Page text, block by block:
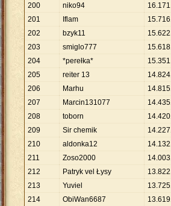
200
niko94 16.171
201
Iflam 15.716
202
bzyk11 15.622
203
smiglo777 15.618
204
*perełka* 15.351
205
reiter 13 14.824
206
Marhu 14.815
207
Marcin131077 14.435
208
toborn 14.420
209
Sir chemik 14.227
210
aldonka12 14.132
211
Zoso2000 14.003
212
Patryk vel Łysy 13.822
213
Yuviel 13.725
214
ObiWan6687 13.619